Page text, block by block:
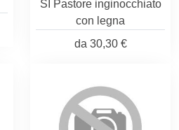
SI Pastore inginocchiato
con legna
da 30,30 €